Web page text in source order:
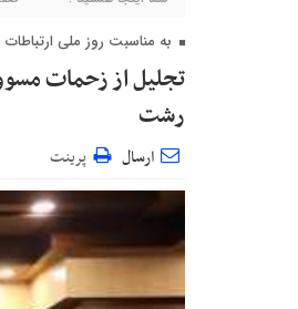
به مناسبت روز ملی
تجلیل از زحمات
رشت
ارسال پرینت